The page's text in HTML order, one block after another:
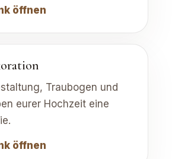
öffnen
Traubogen und
eurer Hochzeit eine
öffnen